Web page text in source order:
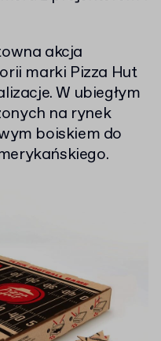
akcja
marki Pizza Hut
W ubiegłym
na rynek
boiskiem do